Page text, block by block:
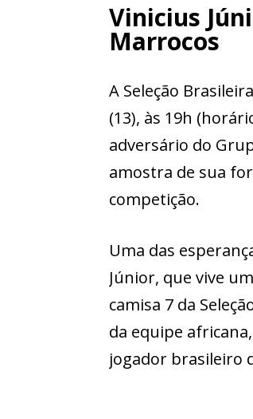
Vinicius
Marrocos
A Seleção
(13), às 19h
adversário do
amostra de sua
competição.
Uma das
Júnior, que vive
camisa 7 da
da equipe
jogador brasileiro